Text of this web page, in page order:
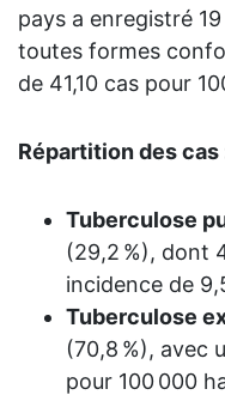
pays a enregistré
toutes formes
de 41,10 cas pour
Répartition des cas
Tuberculose
(29,2 %), dont
incidence de
Tuberculose
(70,8 %), avec
pour 100 000